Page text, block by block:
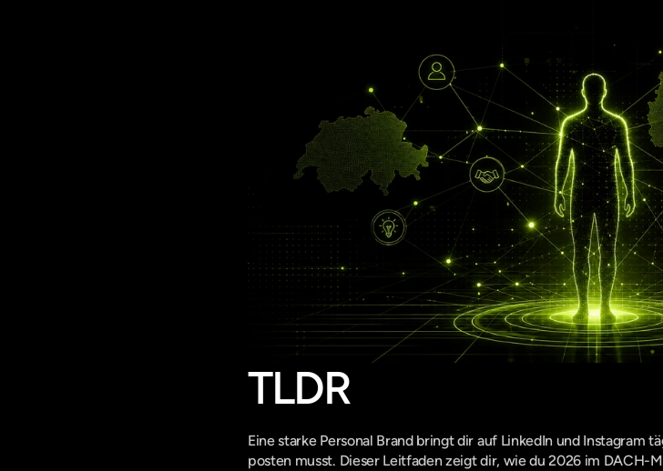
TLDR
Eine starke Personal Brand bringt dir auf LinkedIn und Instagram
posten musst. Dieser Leitfaden zeigt dir, wie du 2026 im